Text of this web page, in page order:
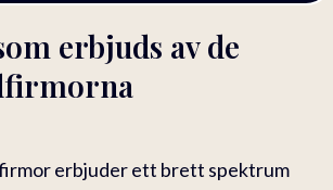
erbjuds av de
erbjuder ett brett spektrum